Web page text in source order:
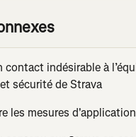
contact indésirable à
sécurité de Strava
les mesures